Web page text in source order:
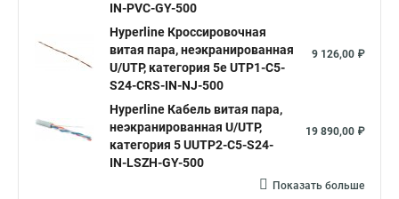
IN-PVC-GY-500
Hyperline Кроссировочная
витая пара, неэкранированная
U/UTP, категория 5e UTP1-C5-
S24-CRS-IN-NJ-500
9 126,00 ₽
Hyperline Кабель витая пара,
неэкранированная U/UTP,
категория 5 UUTP2-C5-S24-
IN-LSZH-GY-500
19 890,00 ₽
Показать больше